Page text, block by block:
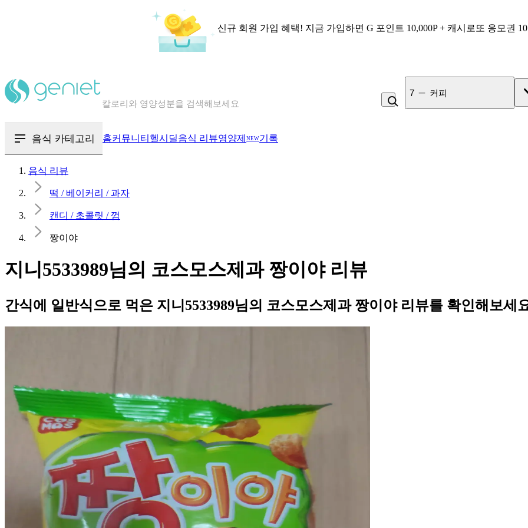
신규 회원 가입 혜택! 지금 가입하면 G 포인트 10,000P + 캐시로또 응모권
혈당 · 다이어트 음식 검색해보세요
7 커피
음식 카테고리 홈커뮤니티 헬시딜음식 리뷰영양제 NEW기록
음식 리뷰
떡 / 베이커리 / 과자
캔디 / 초콜릿 / 껌
짱이야
지니5533989님의 코스모스제과 짱이야 리뷰
간식에 일반식으로 먹은 지니5533989님의 코스모스제과 짱이야 리뷰를 확인해보세